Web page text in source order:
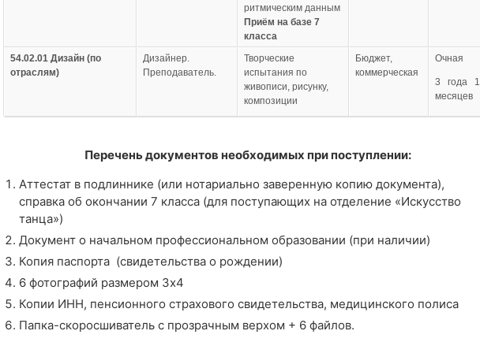
ритмическим данным
Приём на базе 7
класса
54.02.01 Дизайн (по
отраслям)
Дизайнер.
Преподаватель.
Творческие
испытания по
живописи, рисунку,
композиции
Бюджет,
коммерческая
Очная
3 года
месяцев
Перечень документов необходимых при поступлении:
Аттестат в подлиннике (или нотариально заверенную копию документа),
справка об окончании 7 класса (для поступающих на отделение «Искусство
танца»)
Документ о начальном профессиональном образовании (при наличии)
Копия паспорта (свидетельства о рождении)
6 фотографий размером 3х4
Копии ИНН, пенсионного страхового свидетельства, медицинского полиса
Папка-скоросшиватель с прозрачным верхом + 6 файлов.